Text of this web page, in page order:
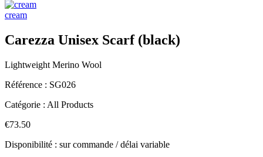
cream
Carezza Unisex Scarf (black)
Lightweight Merino Wool
Référence : SG026
Catégorie : All Products
€73.50
Disponibilité : sur commande / délai variable